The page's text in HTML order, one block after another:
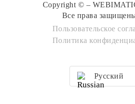
Copyright © –
Все права
Пользовательское
Политика
Русский